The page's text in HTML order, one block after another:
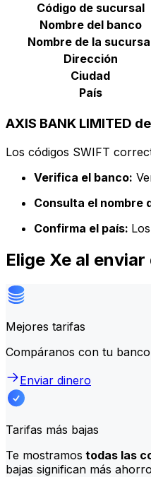
Código de sucursal
Nombre del banco
Nombre de la
Dirección
Ciudad
País
AXIS BANK LIMITED
Los códigos SWIFT
Verifica el banco:
Consulta el nombre
Confirma el país:
Elige Xe al
Mejores tarifas
Compáranos con tu
Enviar dinero
Tarifas más bajas
Te mostramos todas las
bajas significan más